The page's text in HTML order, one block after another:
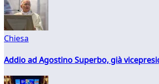
Chiesa
Addio ad Agostino Superbo, già